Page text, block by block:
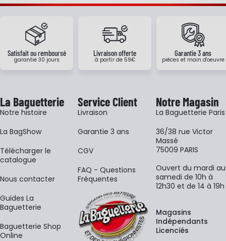
Satisfait ou remboursé
garantie 30 jours
Livraison offerte
à partir de 59€
Garantie 3 ans
pièces et main d'oeuvre
La Baguetterie
Notre histoire
La BagShow
​Télécharger le
catalogue
Nous contacter
Guides La
Baguetterie
Baguetterie Shop
Online
Service Client
Livraison
Garantie 3 ans
CGV
FAQ - Questions
Fréquentes
Notre Magasin
La Baguetterie Paris
36/38 rue Victor
Massé
75009 PARIS
Ouvert du mardi au
samedi de 10h à
12h30 et de 14 à 19h
Magasins
Indépendants
Licenciés